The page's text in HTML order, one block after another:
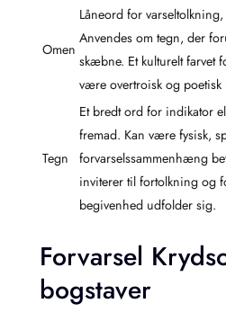
Omen
Låneord for
Anvendes om tegn, der
skæbne. Et kulturelt farvet
være overtroisk og poetisk
Tegn
Et bredt ord for indikator
fremad. Kan være fysisk,
forvarselssammenhæng
inviterer til fortolkning og
begivenhed udfolder sig.
Forvarsel
bogstaver